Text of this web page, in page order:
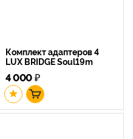
Комплект адаптеров 4
LUX BRIDGE Soul19m
4 000₽